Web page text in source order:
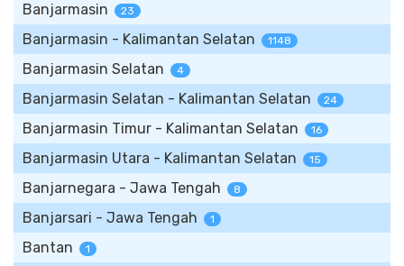
Banjarmasin 23
Banjarmasin - Kalimantan Selatan 1148
Banjarmasin Selatan 4
Banjarmasin Selatan - Kalimantan Selatan 24
Banjarmasin Timur - Kalimantan Selatan 16
Banjarmasin Utara - Kalimantan Selatan 15
Banjarnegara - Jawa Tengah 8
Banjarsari - Jawa Tengah 1
Bantan 1